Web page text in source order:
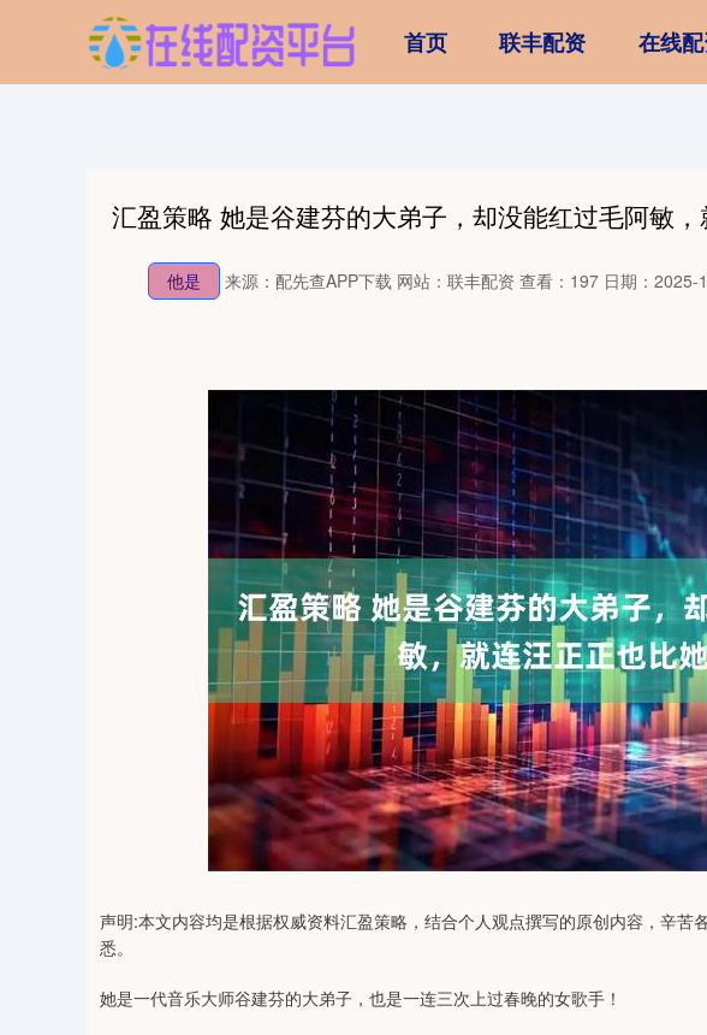
首页 联丰配资 在线
汇盈策略 她是谷建芬的大弟子，却没能红过毛阿敏
他是 来源：配先查APP下载 网站：联丰配资 查看：197 日期：2025-
声明:本文内容均是根据权威资料汇盈策略，结合个人观点撰写的原创内容，辛苦
悉。
她是一代音乐大师谷建芬的大弟子，也是一连三次上过春晚的女歌手！
深证成指 14311.01 200.89 1.42%